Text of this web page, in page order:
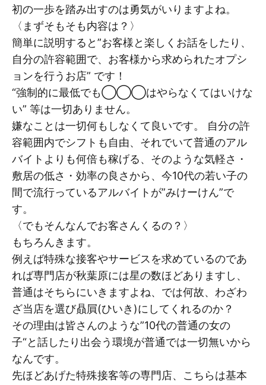
初の一歩を踏み出すのは勇気がいりますよね。
〈まずそもそも内容は？〉
簡単に説明すると”お客様と楽しくお話をしたり、
自分の許容範囲で、お客様から求められたオプシ
ョンを行うお店” です！
“強制的に最低でも◯◯◯はやらなくてはいけな
い” 等は一切ありません。
嫌なことは一切何もしなくて良いです。 自分の許
容範囲内でシフトも自由、それでいて普通のアル
バイトよりも何倍も稼げる、そのような気軽さ・
敷居の低さ・効率の良さから、今10代の若い子の
間で流行っているアルバイトが”みけーけん”で
す。
〈でもそんなんでお客さんくるの？〉
もちろんきます。
例えば特殊な接客やサービスを求めているのであ
れば専門店が秋葉原には星の数ほどありますし、
普通はそちらにいきますよね、では何故、わざわ
ざ当店を選び贔屓(ひいき)にしてくれるのか？
その理由は皆さんのような”10代の普通の女の
子“と話したり出会う環境が普通では一切無いから
なんです。
先ほどあげた特殊接客等の専門店、こちらは基本